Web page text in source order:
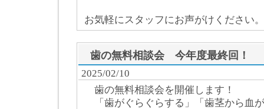
お気軽にスタッフにお声がけください。
歯の無料相談会 今年度最終回！
2025/02/10
歯の無料相談会を開催します！
「歯がぐらぐらする」「歯茎から血